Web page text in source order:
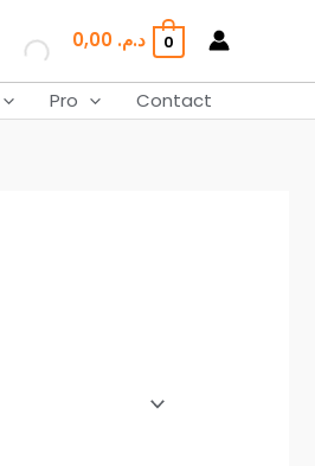
د.م. 0,00 0
Pro Contact